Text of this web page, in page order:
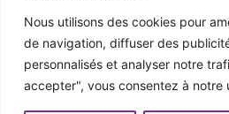
Nous utilisons des cookies pour
de navigation, diffuser des
personnalisés et analyser notre
accepter", vous consentez à notre
Afroman poursuit un
victoire du jury en diffamation